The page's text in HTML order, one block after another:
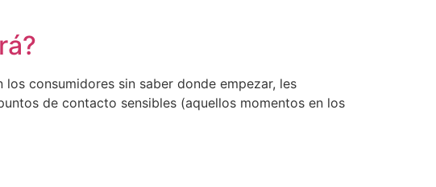
consumidores sin saber donde empezar, les
de contacto sensibles (aquellos momentos en los